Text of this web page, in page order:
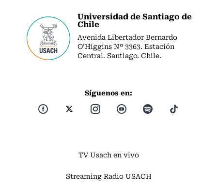
Universidad de Santiago de
Chile
Avenida Libertador Bernardo
O’Higgins Nº 3363. Estación
Central. Santiago. Chile.
Síguenos en:
TV Usach en vivo
Streaming Radio USACH